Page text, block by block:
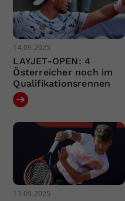
14.09.2025
LAYJET-OPEN: 4
Österreicher noch im
Qualifikationsrennen
13.09.2025